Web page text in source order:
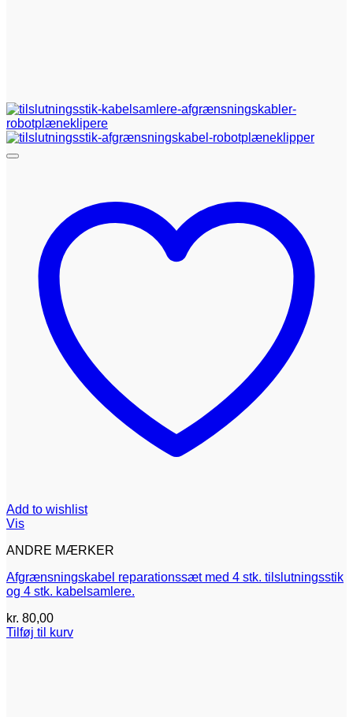
Add to wishlist
Vis
ANDRE MÆRKER
Afgrænsningskabel reparationssæt med 4 stk. tilslutningsstik
og 4 stk. kabelsamlere.
kr. 80,00
Tilføj til kurv